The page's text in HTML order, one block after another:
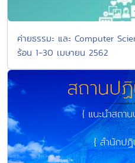
ค่ายธรรมะ และ Computer
ร้อน 1-30 เมษายน 2562